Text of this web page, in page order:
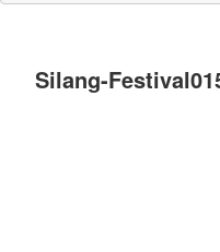
Silang-